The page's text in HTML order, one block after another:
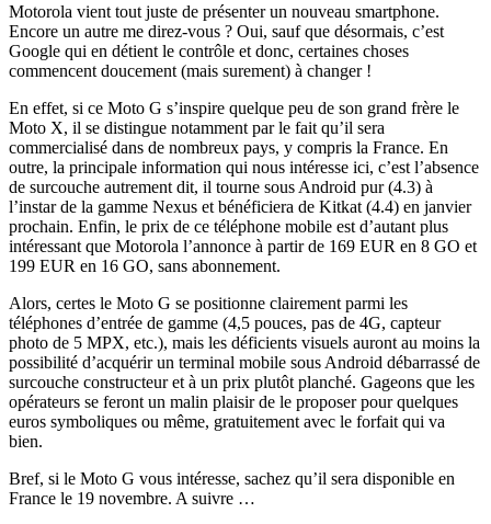
Motorola vient tout juste de présenter un nouveau smartphone.
Encore un autre me direz-vous ? Oui, sauf que désormais, c’est
Google qui en détient le contrôle et donc, certaines choses
commencent doucement (mais surement) à changer !
En effet, si ce Moto G s’inspire quelque peu de son grand frère le
Moto X, il se distingue notamment par le fait qu’il sera
commercialisé dans de nombreux pays, y compris la France. En
outre, la principale information qui nous intéresse ici, c’est l’absence
de surcouche autrement dit, il tourne sous Android pur (4.3) à
l’instar de la gamme Nexus et bénéficiera de Kitkat (4.4) en janvier
prochain. Enfin, le prix de ce téléphone mobile est d’autant plus
intéressant que Motorola l’annonce à partir de 169 EUR en 8 GO et
199 EUR en 16 GO, sans abonnement.
Alors, certes le Moto G se positionne clairement parmi les
téléphones d’entrée de gamme (4,5 pouces, pas de 4G, capteur
photo de 5 MPX, etc.), mais les déficients visuels auront au moins la
possibilité d’acquérir un terminal mobile sous Android débarrassé de
surcouche constructeur et à un prix plutôt planché. Gageons que les
opérateurs se feront un malin plaisir de le proposer pour quelques
euros symboliques ou même, gratuitement avec le forfait qui va
bien.
Bref, si le Moto G vous intéresse, sachez qu’il sera disponible en
France le 19 novembre. A suivre …